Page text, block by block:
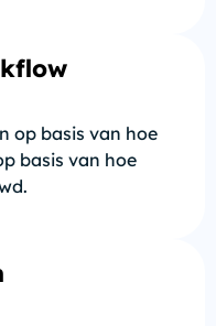
op basis van hoe
basis van hoe